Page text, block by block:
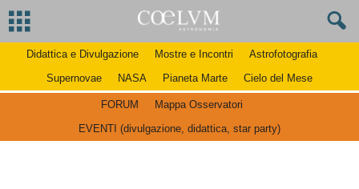
Didattica e Divulgazione Mostre e Incontri
Astrofotografia
Supernovae
NASA Pianeta Marte Cielo del Mese
FORUM
Mappa Osservatori
EVENTI (divulgazione, didattica, star party)